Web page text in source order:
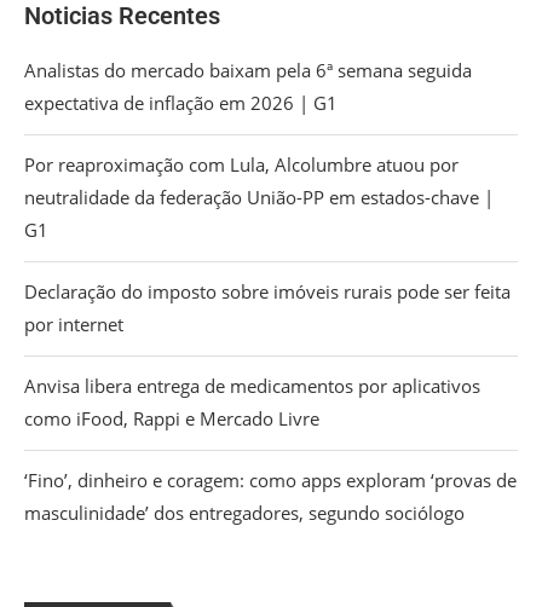
Noticias Recentes
Analistas do mercado baixam pela 6ª semana seguida
expectativa de inflação em 2026 | G1
Por reaproximação com Lula, Alcolumbre atuou por
neutralidade da federação União-PP em estados-chave |
G1
Declaração do imposto sobre imóveis rurais pode ser feita
por internet
Anvisa libera entrega de medicamentos por aplicativos
como iFood, Rappi e Mercado Livre
‘Fino’, dinheiro e coragem: como apps exploram ‘provas de
masculinidade’ dos entregadores, segundo sociólogo